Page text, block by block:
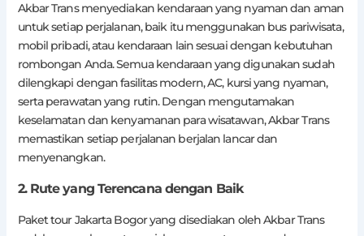
Akbar Trans menyediakan kendaraan yang nyaman dan aman
untuk setiap perjalanan, baik itu menggunakan bus pariwisata,
mobil pribadi, atau kendaraan lain sesuai dengan kebutuhan
rombongan Anda. Semua kendaraan yang digunakan sudah
dilengkapi dengan fasilitas modern, AC, kursi yang nyaman,
serta perawatan yang rutin. Dengan mengutamakan
keselamatan dan kenyamanan para wisatawan, Akbar Trans
memastikan setiap perjalanan berjalan lancar dan
menyenangkan.
2. Rute yang Terencana dengan Baik
Paket tour Jakarta Bogor yang disediakan oleh Akbar Trans